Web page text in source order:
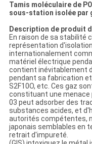
PRIVACY
POLICY
Tamis moléculaire de
sous-station isolée par
Description de produit
En raison de sa stabilité
représentation
internationalement
matériel électrique
contient inévitablement
pendant sa fabrication et
S2F10O, etc. Ces gaz
constituant une menace
03 peut adsorber des
substances acides, et
autorités compétentes,
japonais semblables en
retrait d'impureté.